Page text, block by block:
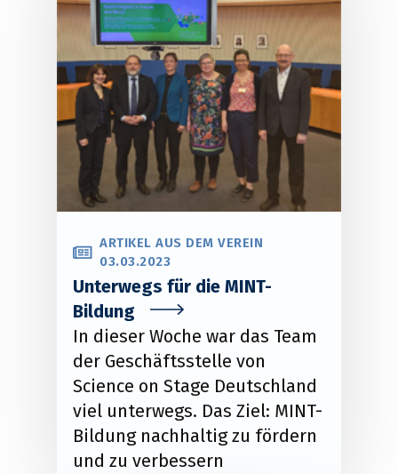
ARTIKEL AUS DEM VEREIN
03.03.2023
Unterwegs für die MINT-
Bildung
In dieser Woche war das Team
der Geschäftsstelle von
Science on Stage Deutschland
viel unterwegs. Das Ziel: MINT-
Bildung nachhaltig zu fördern
und zu verbessern